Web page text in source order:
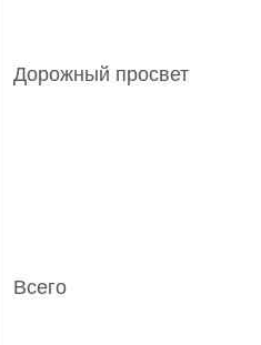
Дорожный просвет
Всего